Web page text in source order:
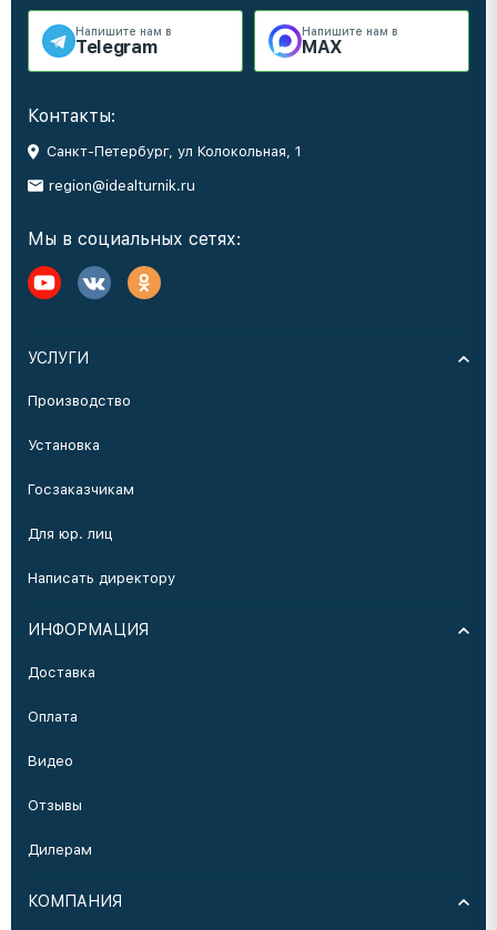
Напишите нам в
Telegram
Напишите нам в
MAX
Контакты:
Санкт-Петербург, ул Колокольная, 1
region@idealturnik.ru
Мы в социальных сетях:
УСЛУГИ
Производство
Установка
Госзаказчикам
Для юр. лиц
Написать директору
ИНФОРМАЦИЯ
Доставка
Оплата
Видео
Отзывы
Дилерам
КОМПАНИЯ